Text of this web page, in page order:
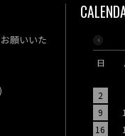
願いいた
日
2
9
16